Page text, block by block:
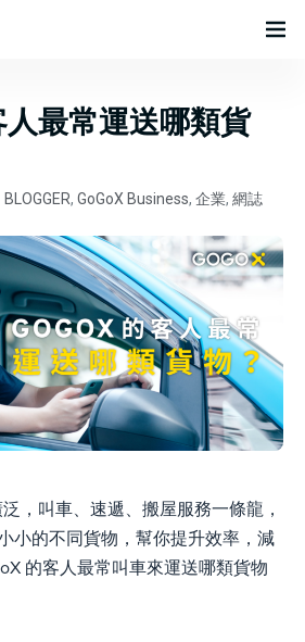
最常運送哪類貨
BLOGGER, GoGoX Business, 企業, 網誌
， 叫車、速遞、搬屋服務一條龍，
小的不同貨物 ，幫你提升效率，減
的客人最常叫車來運送哪類貨物